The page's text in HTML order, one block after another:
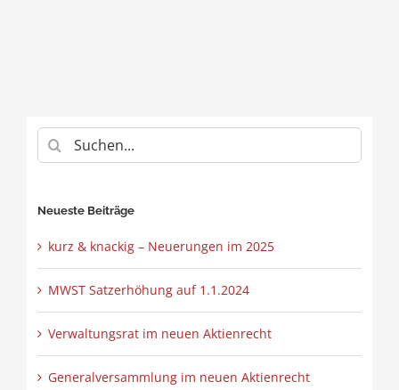
Suche
nach:
Neueste Beiträge
kurz & knackig – Neuerungen im 2025
MWST Satzerhöhung auf 1.1.2024
Verwaltungsrat im neuen Aktienrecht
Generalversammlung im neuen Aktienrecht